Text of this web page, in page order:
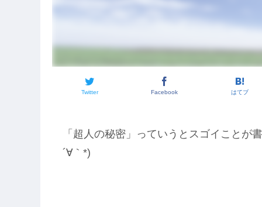
Twitter Facebook はてブ
「超人の秘密」っていうとスゴイことが
´∀｀*)